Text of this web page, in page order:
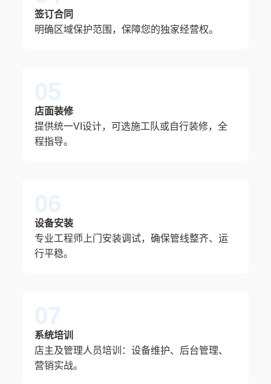
签订合同
明确区域保护范围，保障您的独家经营权。
05
店面装修
提供统一VI设计，可选施工队或自行装修，全
程指导。
06
设备安装
专业工程师上门安装调试，确保管线整齐、运
行平稳。
07
系统培训
店主及管理人员培训：设备维护、后台管理、
营销实战。